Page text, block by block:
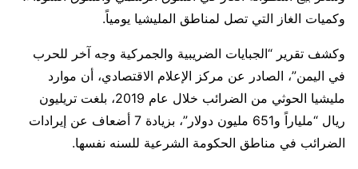
وكميات الغاز التي تصل لمناطق المليشيا يومياً.
وكشف تقرير “الجبايات الضريبية والجمركية وجه آخر للحرب
في اليمن”، الصادر عن مركز الإعلام الاقتصادي، أن موارد
مليشيا الحوثي من الضرائب خلال عام 2019، بلغت تريليون
ريال “ملياراً و651 مليون دولار”، بزيادة 7 أضعاف عن إيرادات
الضرائب في مناطق الحكومة الشرعية للسنه نفسها.